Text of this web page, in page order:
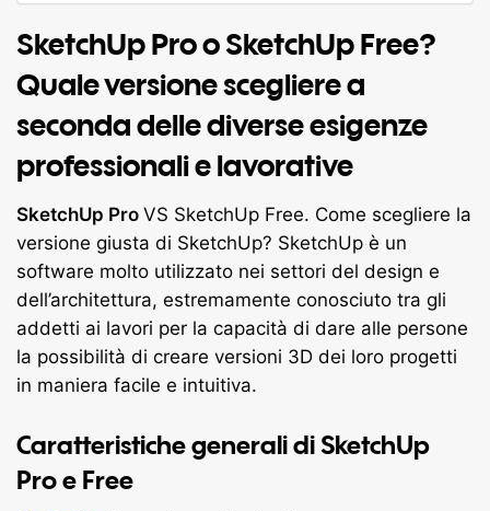
SketchUp Pro o SketchUp Free?
Quale versione scegliere a
seconda delle diverse esigenze
professionali e lavorative
SketchUp Pro VS SketchUp Free. Come scegliere la
versione giusta di SketchUp? SketchUp è un
software molto utilizzato nei settori del design e
dell’architettura, estremamente conosciuto tra gli
addetti ai lavori per la capacità di dare alle persone
la possibilità di creare versioni 3D dei loro progetti
in maniera facile e intuitiva.
Caratteristiche generali di SketchUp
Pro e Free